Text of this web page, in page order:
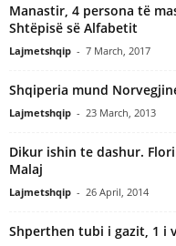
Manastir, 4 persona të
Shtëpisë së Alfabetit
Lajmetshqip - 7 March, 2017
Shqiperia mund
Lajmetshqip - 23 March, 2013
Dikur ishin te dashur.
Malaj
Lajmetshqip - 26 April, 2014
Shperthen tubi i gazit, 1 i